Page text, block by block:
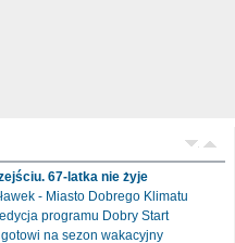
świadczeniowy 800 plus, który
na drogach Włocławka i
67-latka nie żyje
- Miasto Dobrego Klimatu
programu Dobry Start
na sezon wakacyjny